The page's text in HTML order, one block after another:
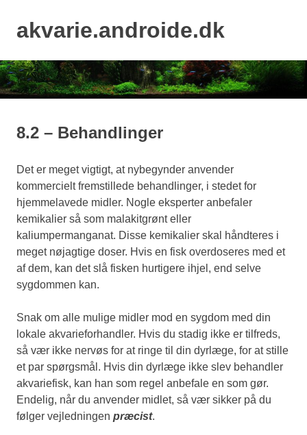
contentakvarie.androide.dk
8.2 – Behandlinger
Det er meget vigtigt, at nybegynder anvender
kommercielt fremstillede behandlinger, i stedet for
hjemmelavede midler. Nogle eksperter anbefaler
kemikalier så som malakitgrønt eller
kaliumpermanganat. Disse kemikalier skal håndteres i
meget nøjagtige doser. Hvis en fisk overdoseres med et
af dem, kan det slå fisken hurtigere ihjel, end selve
sygdommen kan.
Snak om alle mulige midler mod en sygdom med din
lokale akvarieforhandler. Hvis du stadig ikke er tilfreds,
så vær ikke nervøs for at ringe til din dyrlæge, for at stille
et par spørgsmål. Hvis din dyrlæge ikke slev behandler
akvariefisk, kan han som regel anbefale en som gør.
Endelig, når du anvender midlet, så vær sikker på du
følger vejledningen præcist.